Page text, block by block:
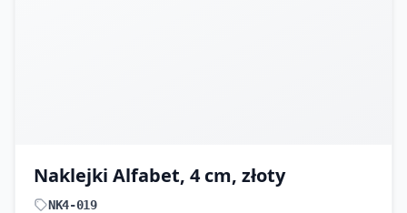
Naklejki Alfabet, 4 cm, złoty
NK4-019